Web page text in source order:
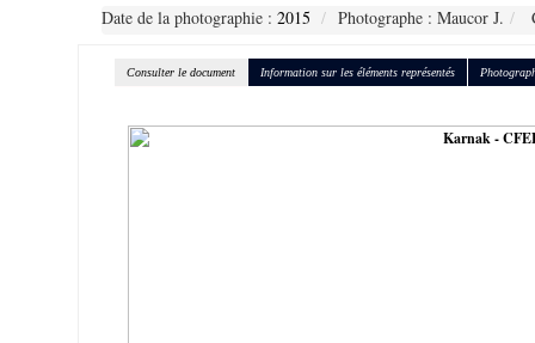
Date de la photographie : 2015 Photographe : Maucor J.
Consulter le document Information sur les éléments représentés